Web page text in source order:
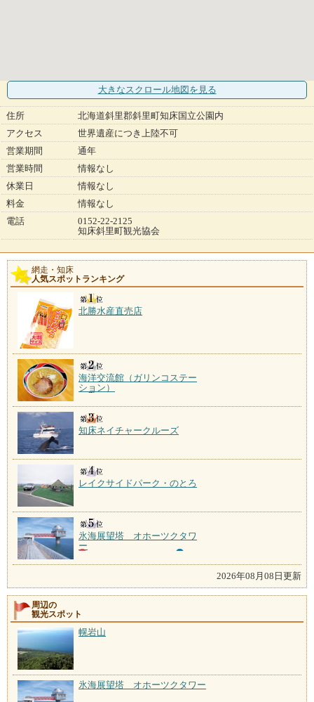
大きなスクロール地図 を見る
住所
北海道斜里郡斜里町知床国立公園内
アクセス
世界遺産につき上陸不可
営業期間
通年
営業時間
情報なし
休業日
情報なし
料金
情報なし
電話
0152-22-2125
知床斜里町観光協会
網走・知床
人気スポットランキング
北勝水産直売店
海洋交流館（ガリンコステー
ション）
知床ネイチャークルーズ
レイクサイドパーク・のとろ
氷海展望塔 オホーツクタワ
ー
2026年08月08日更新
周辺の
観光スポット
幌岩山
氷海展望塔 オホーツクタワー